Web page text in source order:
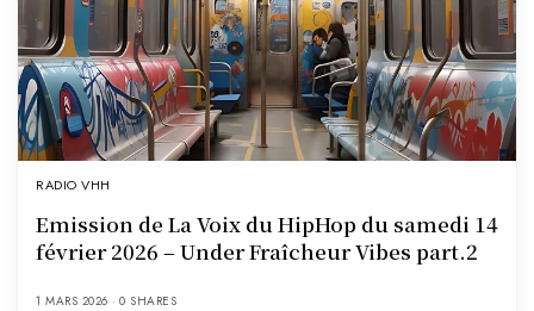
RADIO VHH
Emission de La Voix du HipHop du samedi 14
février 2026 – Under Fraîcheur Vibes part.2
1 MARS 2026 0 SHARES